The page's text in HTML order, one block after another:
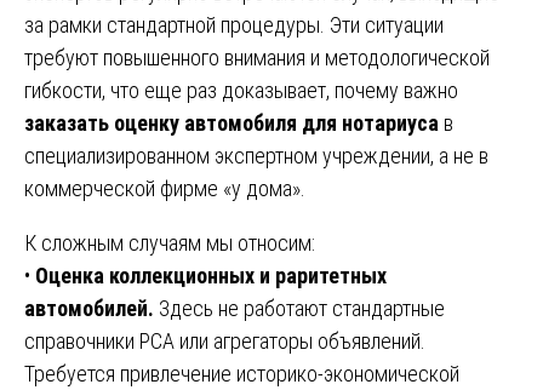
за рамки стандартной процедуры. Эти ситуации
требуют повышенного внимания и методологической
гибкости, что еще раз доказывает, почему важно
заказать оценку автомобиля для нотариуса в
специализированном экспертном учреждении, а не в
коммерческой фирме «у дома».
К сложным случаям мы относим:
• Оценка коллекционных и раритетных
автомобилей. Здесь не работают стандартные
справочники РСА или агрегаторы объявлений.
Требуется привлечение историко-экономической